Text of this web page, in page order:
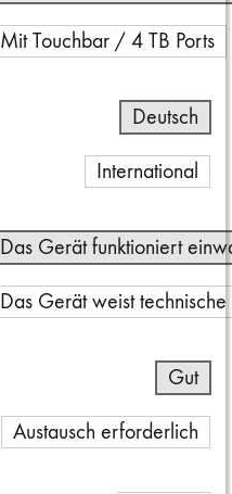
Mit Touchbar / 4 TB Ports
Deutsch
International
Das Gerät funktioniert
Das Gerät weist
Gut
Austausch erforderlich